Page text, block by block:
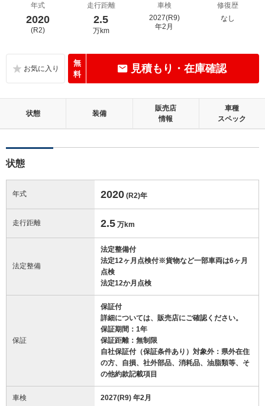
年式
2020
(R2)
走行距離
2.5
万km
車検
2027(R9)
年2月
修復歴
なし
無
料
見積もり・在庫確認
状態 装備
販売店
情報
車種
スペック
状態
年式 2020 (R2)年
走行距離 2.5 万km
法定整備
法定整備付
法定12ヶ月点検付※貨物など一部車両は6ヶ月
点検
法定12か月点検
保証
保証付
詳細については、販売店にご確認ください。
保証期間：1年
保証距離：無制限
自社保証付（保証条件あり）対象外：県外在住
の方、自損、社外部品、消耗品、油脂類等、そ
の他約款記載項目
車検 2027(R9) 年2月